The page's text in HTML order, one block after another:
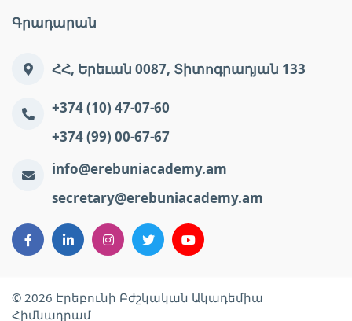
Գրադարան
ՀՀ, Երեւան 0087, Տիտոգրադյան 133
+374 (10) 47-07-60
+374 (99) 00-67-67
info@erebuniacademy.am
secretary@erebuniacademy.am
© 2026 Էրեբունի Բժշկական Ակադեմիա
Հիմնադրամ